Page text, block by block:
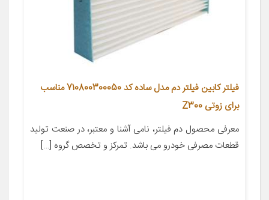
فیلتر کابین فیلتر دم مدل ساده کد 710800300050 مناسب
برای زوتی Z300
معرفی محصول دم فیلتر، نامی آشنا و معتبر، در صنعت تولید
قطعات مصرفی خودرو می باشد. تمرکز و تخصص گروه […]